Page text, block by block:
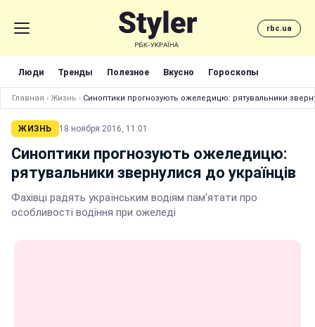
rbc.ua
Люди Тренды Полезное Вкусно Гороскопы
Главная › Жизнь › Синоптики прогнозують ожеледицю: рятувальники
ЖИЗНЬ 18 ноября 2016, 11:01
Синоптики прогнозують ожеледицю:
рятувальники звернулися до українців
Фахівці радять українським водіям пам'ятати про
особливості водіння при ожеледі